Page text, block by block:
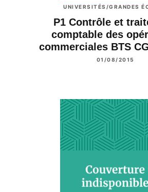
UNIVERSITÉS/GRANDES
P1 Contrôle et
comptable des
commerciales BTS
01/08/2015